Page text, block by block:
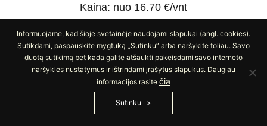
Kaina: nuo 16.70 €/vnt
Kontrastingų mozaikinių plytelių kolekcija. Vienodo formato statika
bei skirtingų paviršių dinamika susilieja į puikiai derančią visumą,
kuri gali
Informuojame, kad šioje svetainėje naudojami slapukai (angl. cookies).
Sutikdami, paspauskite mygtuką „Sutinku“ arba naršykite toliau. Savo
duotą sutikimą bet kada galite atšaukti pakeisdami savo interneto
naršyklės nustatymus ir ištrindami įrašytus slapukus. Daugiau
informacijos rasite čia
Sutinku